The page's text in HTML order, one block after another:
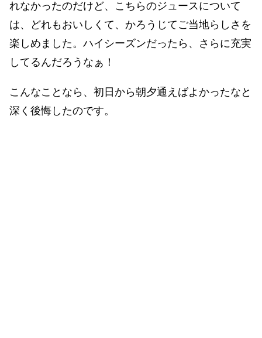
れなかったのだけど、こちらのジュースについて
は、どれもおいしくて、かろうじてご当地らしさを
楽しめました。ハイシーズンだったら、さらに充実
してるんだろうなぁ！
こんなことなら、初日から朝夕通えばよかったなと
深く後悔したのです。